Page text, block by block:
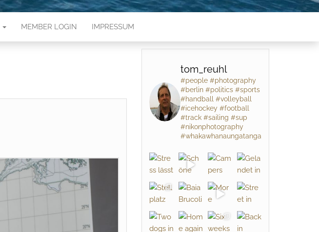
MEMBER LOGIN IMPRESSUM
tom_reuhl
#people #photography
#berlin #politics #sports
#handball #volleyball
#icehockey #football
#track #sailing #sup
#nikonphotography
#whakawhanaungatanga